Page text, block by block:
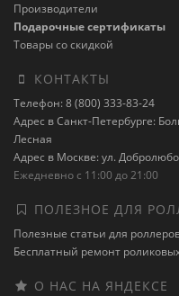
Производители
Подарочные сертификаты
Товары со скидкой
КОНТАКТЫ
Телефон: 8 (800) 333-83-24
Адрес в Санкт-Петербурге:
Лесная
Адрес в Москве: ул.
Ежедневно с 11:00 до 21:00
ПОЛЕЗНОЕ ДЛЯ
Полезные статьи для
Бесплатный ремонт
О НАС НА ЯНДЕКСЕ